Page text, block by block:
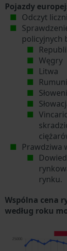
Pojazdy
Odczyt
policyjnych
Węgry
Litwa
Prawdziwa
rynku.
Wspólna cena
według roku